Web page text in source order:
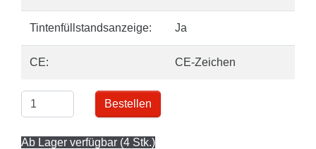
Tintenfüllstandsanzeige: Ja
CE: CE-Zeichen
Bestellen
Ab Lager verfügbar (4 Stk.)